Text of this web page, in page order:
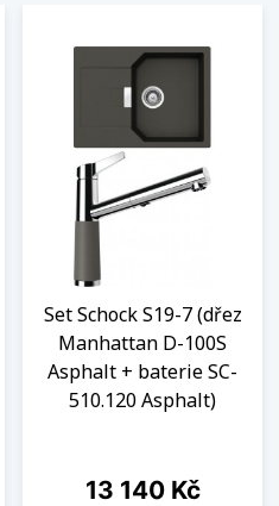
Set Schock S19-7 (dřez
Manhattan D-100S
Asphalt + baterie SC-
510.120 Asphalt)
Cena
13 140 Kč